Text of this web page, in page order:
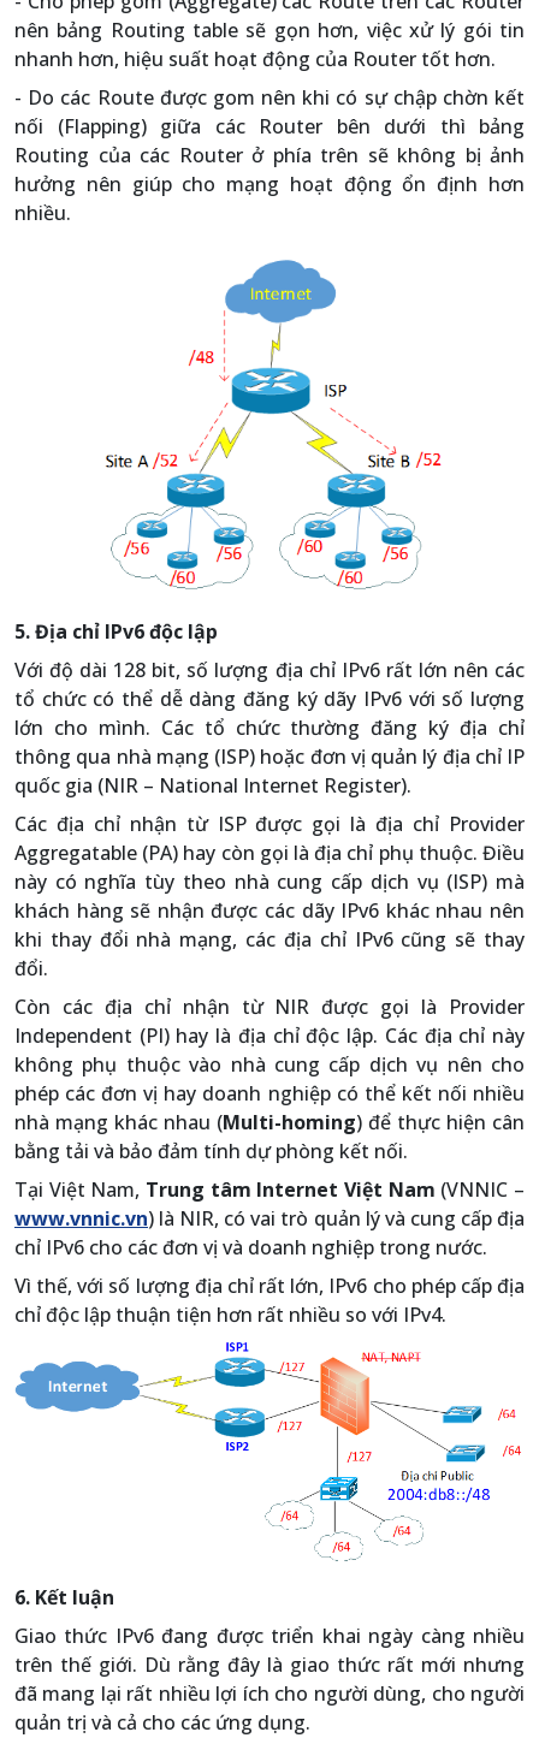
nên bảng Routing table sẽ gọn hơn, việc xử lý gói tin
nhanh hơn, hiệu suất hoạt động của Router tốt hơn.
- Do các Route được gom nên khi có sự chập chờn kết
nối (Flapping) giữa các Router bên dưới thì bảng
Routing của các Router ở phía trên sẽ không bị ảnh
hưởng nên giúp cho mạng hoạt động ổn định hơn
nhiều.
5. Địa chỉ IPv6 độc lập
Với độ dài 128 bit, số lượng địa chỉ IPv6 rất lớn nên các
tổ chức có thể dễ dàng đăng ký dãy IPv6 với số lượng
lớn cho mình. Các tổ chức thường đăng ký địa chỉ
thông qua nhà mạng (ISP) hoặc đơn vị quản lý địa chỉ IP
quốc gia (NIR – National Internet Register).
Các địa chỉ nhận từ ISP được gọi là địa chỉ Provider
Aggregatable (PA) hay còn gọi là địa chỉ phụ thuộc. Điều
này có nghĩa tùy theo nhà cung cấp dịch vụ (ISP) mà
khách hàng sẽ nhận được các dãy IPv6 khác nhau nên
khi thay đổi nhà mạng, các địa chỉ IPv6 cũng sẽ thay
đổi.
Còn các địa chỉ nhận từ NIR được gọi là Provider
Independent (PI) hay là địa chỉ độc lập. Các địa chỉ này
không phụ thuộc vào nhà cung cấp dịch vụ nên cho
phép các đơn vị hay doanh nghiệp có thể kết nối nhiều
nhà mạng khác nhau (Multi-homing) để thực hiện cân
bằng tải và bảo đảm tính dự phòng kết nối.
Tại Việt Nam, Trung tâm Internet Việt Nam (VNNIC –
www.vnnic.vn) là NIR, có vai trò quản lý và cung cấp địa
chỉ IPv6 cho các đơn vị và doanh nghiệp trong nước.
Vì thế, với số lượng địa chỉ rất lớn, IPv6 cho phép cấp địa
chỉ độc lập thuận tiện hơn rất nhiều so với IPv4.
6. Kết luận
Giao thức IPv6 đang được triển khai ngày càng nhiều
trên thế giới. Dù rằng đây là giao thức rất mới nhưng
đã mang lại rất nhiều lợi ích cho người dùng, cho người
quản trị và cả cho các ứng dụng.